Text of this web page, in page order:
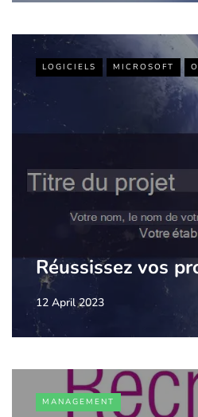
LOGICIELS MICROSOFT
Réussissez vos
12 April 2023
MANAGEMENT